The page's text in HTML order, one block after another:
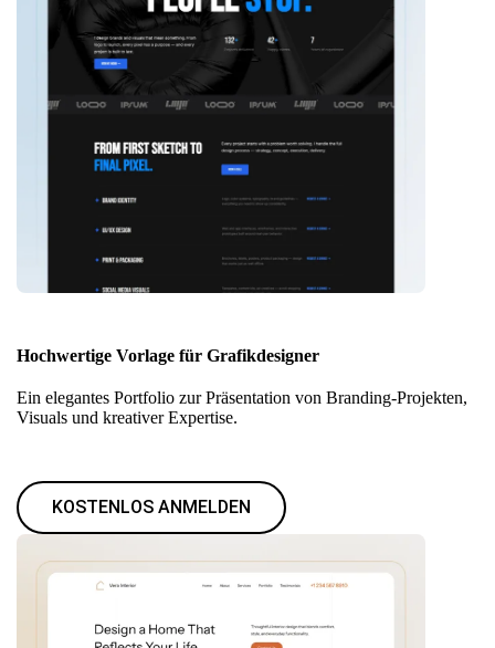
Hochwertige Vorlage für Grafikdesigner
Ein elegantes Portfolio zur Präsentation von Branding-Projekten,
Visuals und kreativer Expertise.
KOSTENLOS ANMELDEN